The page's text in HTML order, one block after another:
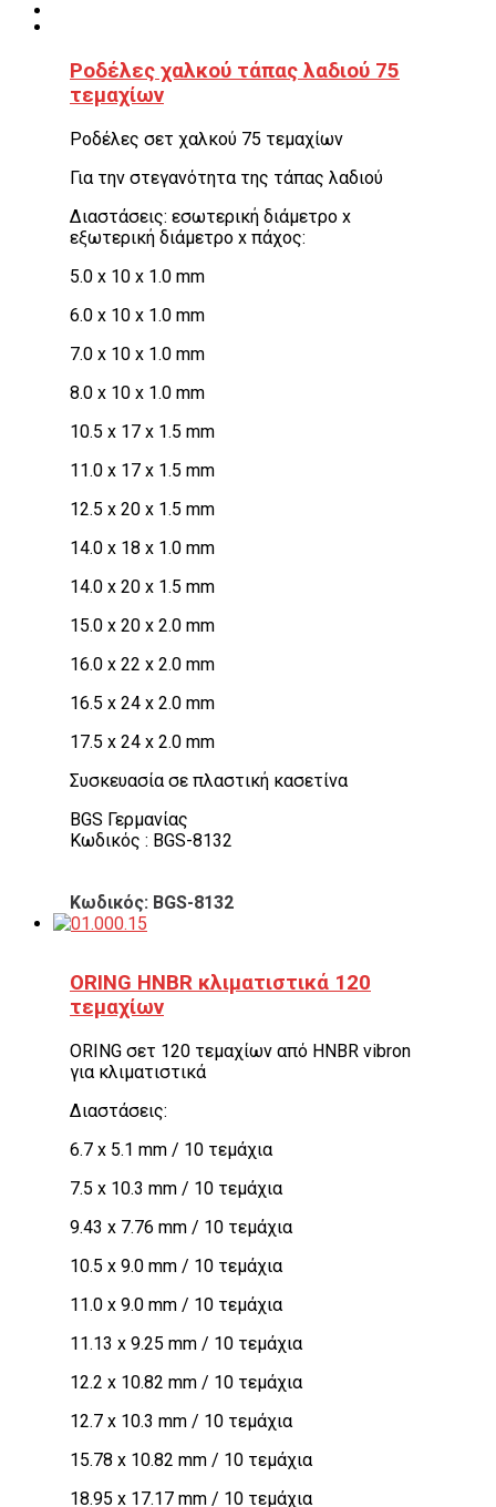
Ροδέλες χαλκού τάπας λαδιού 75
τεμαχίων
Ροδέλες σετ χαλκού 75 τεμαχίων
Για την στεγανότητα της τάπας λαδιού
Διαστάσεις: εσωτερική διάμετρο x
εξωτερική διάμετρο x πάχος:
5.0 x 10 x 1.0 mm
6.0 x 10 x 1.0 mm
7.0 x 10 x 1.0 mm
8.0 x 10 x 1.0 mm
10.5 x 17 x 1.5 mm
11.0 x 17 x 1.5 mm
12.5 x 20 x 1.5 mm
14.0 x 18 x 1.0 mm
14.0 x 20 x 1.5 mm
15.0 x 20 x 2.0 mm
16.0 x 22 x 2.0 mm
16.5 x 24 x 2.0 mm
17.5 x 24 x 2.0 mm
Συσκευασία σε πλαστική κασετίνα
BGS Γερμανίας
Κωδικός : BGS-8132
Κωδικός: BGS-8132
ORING HNBR κλιματιστικά 120
τεμαχίων
ORING σετ 120 τεμαχίων από HNBR vibron
για κλιματιστικά
Διαστάσεις:
6.7 x 5.1 mm / 10 τεμάχια
7.5 x 10.3 mm / 10 τεμάχια
9.43 x 7.76 mm / 10 τεμάχια
10.5 x 9.0 mm / 10 τεμάχια
11.0 x 9.0 mm / 10 τεμάχια
11.13 x 9.25 mm / 10 τεμάχια
12.2 x 10.82 mm / 10 τεμάχια
12.7 x 10.3 mm / 10 τεμάχια
15.78 x 10.82 mm / 10 τεμάχια
18.95 x 17.17 mm / 10 τεμάχια